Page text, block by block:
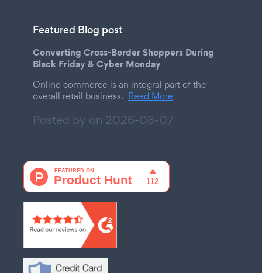
Featured Blog post
Converting Cross-Border Shoppers During
Black Friday & Cyber Monday
Online commerce is an integral part of the
overall retail business. Read More
Posted by on 2026-08-07